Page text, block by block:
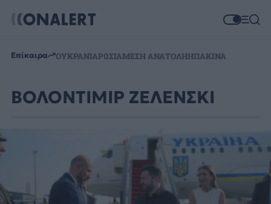
Επίκαιρα ΟΥΚΡΑΝΙΑΡΩΣΙΑΜΕΣΗ ΑΝΑΤΟΛΗΗΠΑΚΙΝΑ
ΒΟΛΟΝΤΙΜΙΡ ΖΕΛΕΝΣΚΙ